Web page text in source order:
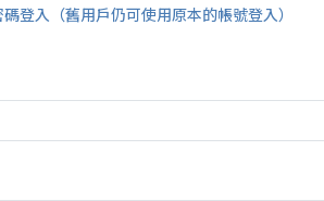
登入（舊用戶仍可使用原本的帳號登入）